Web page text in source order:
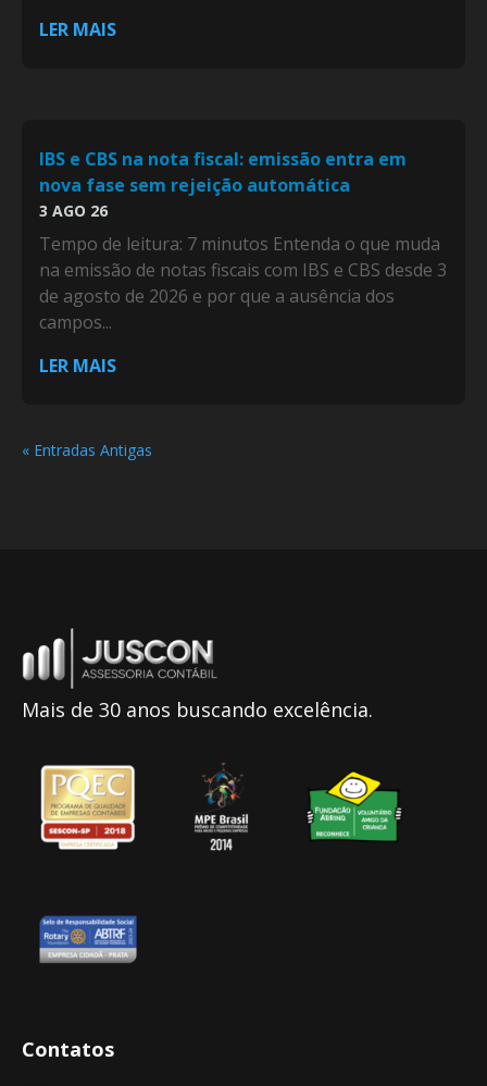
LER MAIS
IBS e CBS na nota fiscal: emissão entra em
nova fase sem rejeição automática
3 AGO 26
Tempo de leitura: 7 minutos Entenda o que muda
na emissão de notas fiscais com IBS e CBS desde 3
de agosto de 2026 e por que a ausência dos
campos...
LER MAIS
« Entradas Antigas
Mais de 30 anos buscando excelência.
Contatos